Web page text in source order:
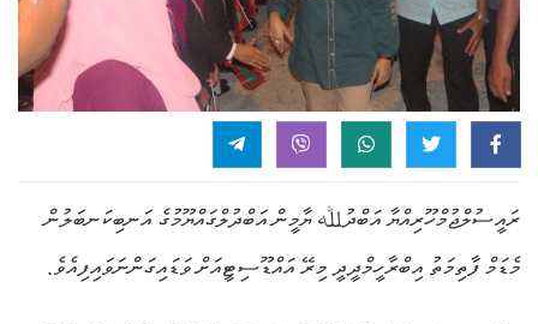
ރައީސުލްޖުމްހޫރިއްޔާ އަބްދުﷲ ޔާމީން އަބްދުލްގައްޔޫމުގެ އަނބިކަނބަލުން
މެޑަމް ފާތިމަތު އިބްރާހީމްދީދީ މިރޭ އައްޑޫސިޓީއަށް ވަޑައިގަންނަވައިފިއެވެ.